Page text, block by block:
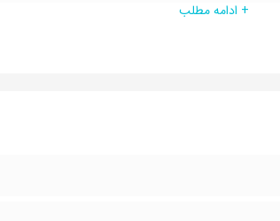
+ ادامه مطلب